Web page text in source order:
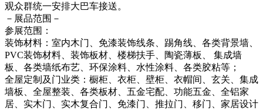
观众群统一安排大巴车接送。
－展品范围－
参展范围：
装饰材料：室内木门、免漆装饰线条、踢角线、各类背景墙、
PVC装饰材料、装饰板材、楼梯扶手、陶瓷薄板、 集成墙
板、各类墙纸布艺、环保涂料、水性涂料、各类胶粘等；
全屋定制及门业类：橱柜、衣柜、壁柜、衣帽间、玄关、集成
墙板、全屋整装、各类板材、五金宅配、功能五金、全铝家
居、实木门、实木复合门、免漆门、推拉门、移门、家居设计